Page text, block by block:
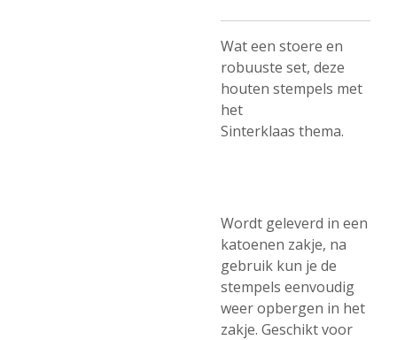
Wat een stoere en
robuuste set, deze
houten stempels met
het
Sinterklaas thema.
Wordt geleverd in een
katoenen zakje, na
gebruik kun je de
stempels eenvoudig
weer opbergen in het
zakje. Geschikt voor